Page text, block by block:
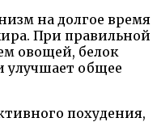
на долгое время
При правильной
овощей, белок
улучшает общее
похудения,